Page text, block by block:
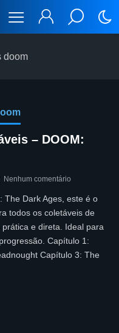
doom
– DOOM:
Nenhum comentário
The Dark Ages, este é o
todos os coletáveis de
e direta. Ideal para
Capítulo 1:
Capítulo 3: The